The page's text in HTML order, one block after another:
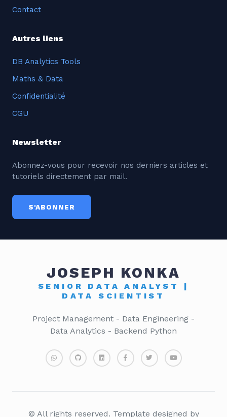
Contact
Autres liens
DB Analytics Tools
Maths & Data
Confidentialité
CGU
Newsletter
Abonnez-vous pour recevoir nos derniers articles et
tutoriels directement par mail.
S'ABONNER
JOSEPH KONKA
SENIOR DATA ANALYST |
DATA SCIENTIST
Project Management - Data Engineering -
Data Analytics - Backend Python
© All rights reserved. Template designed by